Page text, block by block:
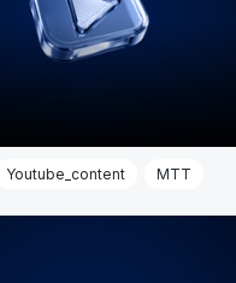
Youtube_content MTT